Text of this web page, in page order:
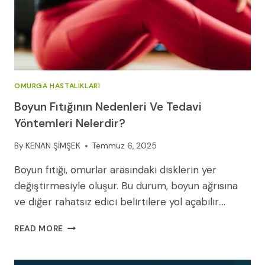
OMURGA HASTALIKLARI
Boyun Fıtığının Nedenleri Ve Tedavi
Yöntemleri Nelerdir?
By KENAN ŞİMŞEK Temmuz 6, 2025
Boyun fıtığı, omurlar arasındaki disklerin yer
değiştirmesiyle oluşur. Bu durum, boyun ağrısına
ve diğer rahatsız edici belirtilere yol açabilir….
READ MORE BOYUN